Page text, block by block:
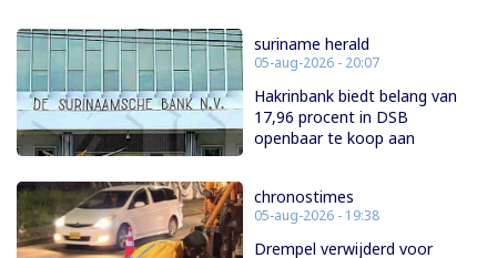
suriname herald
05-aug-2026 - 20:07
Hakrinbank biedt belang van
17,96 procent in DSB
openbaar te koop aan
chronostimes
05-aug-2026 - 19:38
Drempel verwijderd voor